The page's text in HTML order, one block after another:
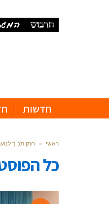
חדשות
ראשי » חתן תנ"ך
כל